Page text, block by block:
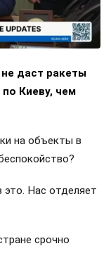
даст ракеты
Киеву, чем
на объекты в
Нас отделяет
срочно